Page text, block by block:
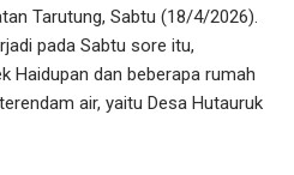
Tarutung, Sabtu (18/4/2026).
pada Sabtu sore itu,
Haidupan dan beberapa rumah
air, yaitu Desa Hutauruk